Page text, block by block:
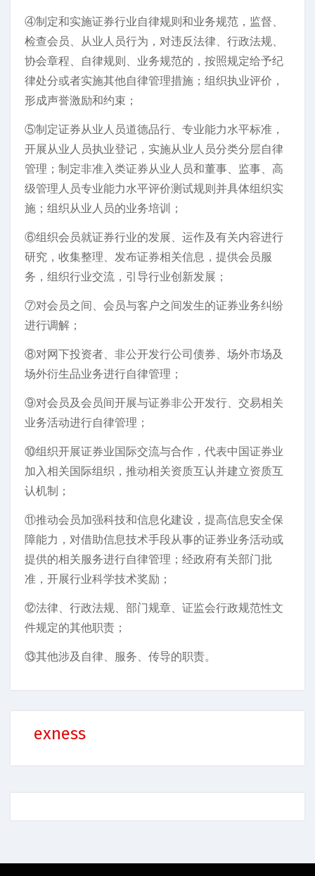
④制定和实施证券行业自律规则和业务规范，监督、
检查会员、从业人员行为，对违反法律、行政法规、
协会章程、自律规则、业务规范的，按照规定给予纪
律处分或者实施其他自律管理措施；组织执业评价，
形成声誉激励和约束；
⑤制定证券从业人员道德品行、专业能力水平标准，
开展从业人员执业登记，实施从业人员分类分层自律
管理；制定非准入类证券从业人员和董事、监事、高
级管理人员专业能力水平评价测试规则并具体组织实
施；组织从业人员的业务培训；
⑥组织会员就证券行业的发展、运作及有关内容进行
研究，收集整理、发布证券相关信息，提供会员服
务，组织行业交流，引导行业创新发展；
⑦对会员之间、会员与客户之间发生的证券业务纠纷
进行调解；
⑧对网下投资者、非公开发行公司债券、场外市场及
场外衍生品业务进行自律管理；
⑨对会员及会员间开展与证券非公开发行、交易相关
业务活动进行自律管理；
⑩组织开展证券业国际交流与合作，代表中国证券业
加入相关国际组织，推动相关资质互认并建立资质互
认机制；
⑪推动会员加强科技和信息化建设，提高信息安全保
障能力，对借助信息技术手段从事的证券业务活动或
提供的相关服务进行自律管理；经政府有关部门批
准，开展行业科学技术奖励；
⑫法律、行政法规、部门规章、证监会行政规范性文
件规定的其他职责；
⑬其他涉及自律、服务、传导的职责。
exness